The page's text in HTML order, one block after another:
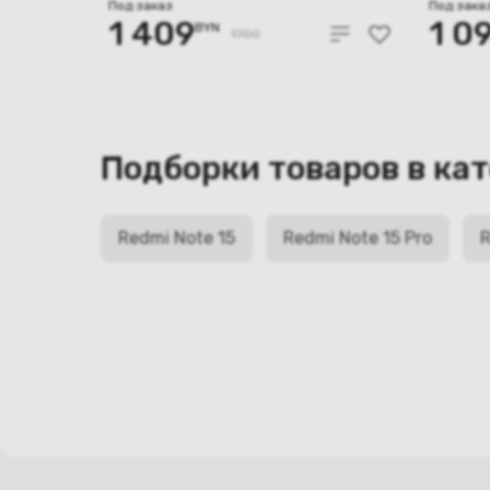
12GB/256GB
международная версия
Под заказ
1 409BYN 1700
8GB/
Под
1
Подборки товаров в
Redmi Note 15 Redmi Note 15 Pro